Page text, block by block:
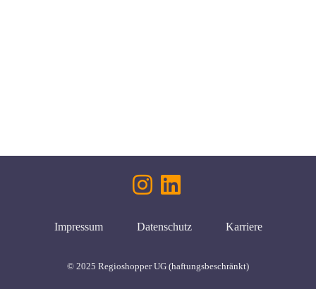
Impressum Datenschutz Karriere
© 2025 Regioshopper UG (haftungsbeschränkt)